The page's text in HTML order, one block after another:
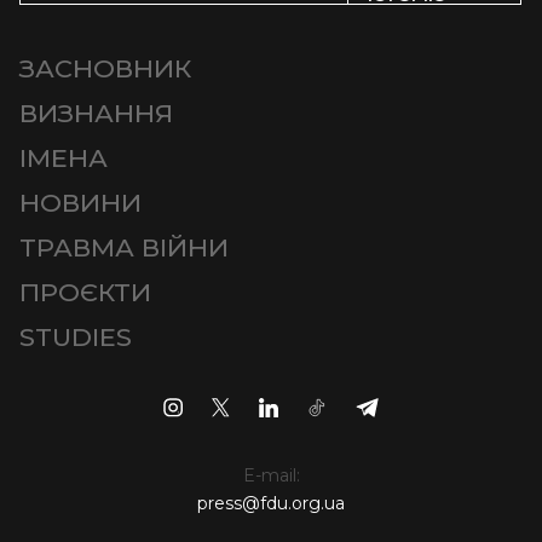
ЗАСНОВНИК
ВИЗНАННЯ
ІМЕНА
НОВИНИ
ТРАВМА ВІЙНИ
ПРОЄКТИ
STUDIES
E-mail:
press@fdu.org.ua